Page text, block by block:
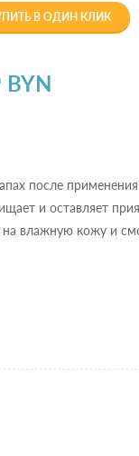
В ОДИН КЛИК
BYN
после
и оставляет
влажную кожу и